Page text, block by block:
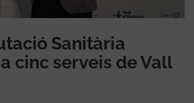
Sanitària
cinc serveis de Vall